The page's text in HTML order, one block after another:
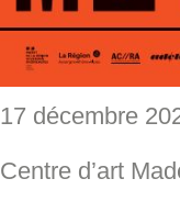
17 décembre
Centre d’art